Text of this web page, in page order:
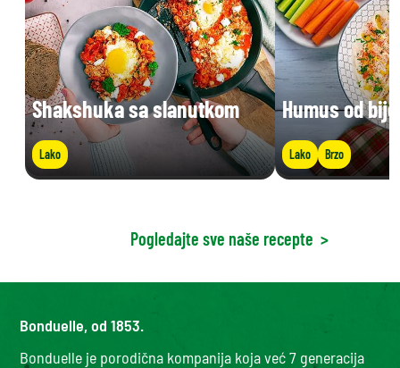
Shakshuka sa slanutkom
Lako
Humus od
Lako Brzo
Pogledajte sve naše recepte >
Bonduelle, od 1853.
Bonduelle je porodična kompanija koja već 7 generacija